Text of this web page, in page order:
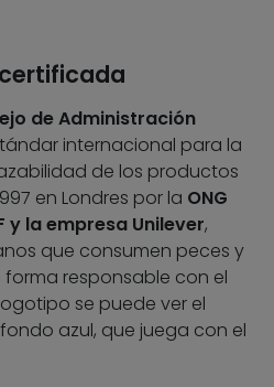
de Administración
internacional para la
de los productos
en Londres por la ONG
y la empresa Unilever,
que consumen peces y
responsable con el
se puede ver el
azul, que juega con el